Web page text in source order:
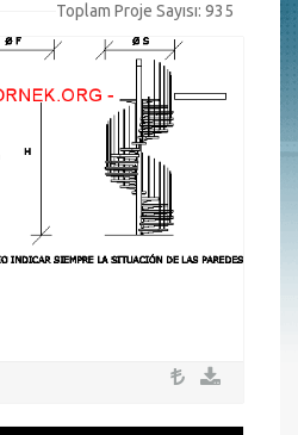
Toplam Proje Sayısı: 935